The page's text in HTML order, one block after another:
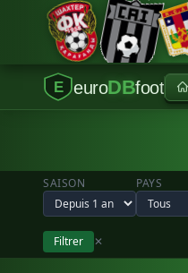
E euroDBfoot
SAISON PAYS
Filtrer ✕